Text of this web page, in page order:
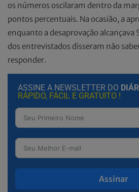
os números oscilaram dentro da
pontos percentuais. Na ocasião, a
enquanto a desaprovação alcançava
dos entrevistados disseram não
responder.
ASSINE A NEWSLETTER DO
RÁPIDO, FÁCIL E GRATUITO !
Assinar